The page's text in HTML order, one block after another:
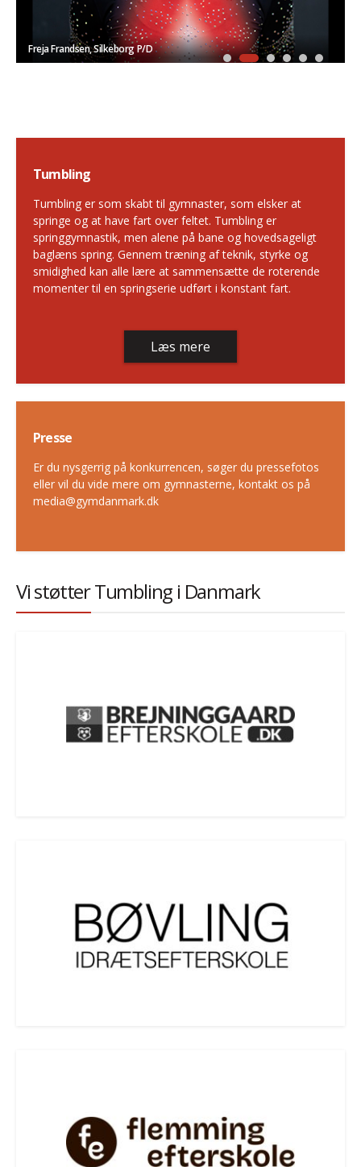
Freja Frandsen, Silkeborg P/D
Tumbling
Tumbling er som skabt til gymnaster, som elsker at
springe og at have fart over feltet. Tumbling er
springgymnastik, men alene på bane og hovedsageligt
baglæns spring. Gennem træning af teknik, styrke og
smidighed kan alle lære at sammensætte de roterende
momenter til en springserie udført i konstant fart.
Læs mere
Presse
Er du nysgerrig på konkurrencen, søger du pressefotos
eller vil du vide mere om gymnasterne, kontakt os på
media@gymdanmark.dk
Vi støtter Tumbling i Danmark